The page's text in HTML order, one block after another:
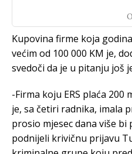
Kupovina firme koja
većim od 100 000 KM je,
svedoči da je u pitanju još
-Firma koju ERS plaća
je, sa četiri radnika, imala
prosio mjesec dana više bi
podnijeli krivičnu prijavu